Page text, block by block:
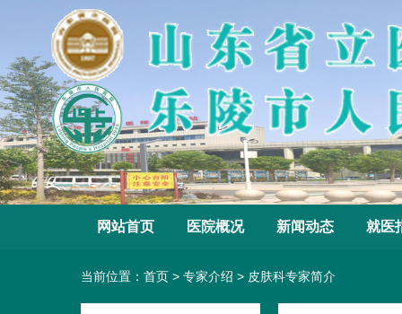
网站首页 医院概况 新闻动态 就医
当前位置： 首页 > 专家介绍 > 皮肤科专家简介